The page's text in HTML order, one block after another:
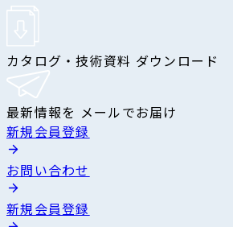
カタログ・技術資料 ダウンロード
最新情報を メールでお届け
新規会員登録
お問い合わせ
新規会員登録